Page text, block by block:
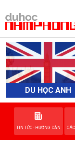
DU HỌC ANH
TIN TỨC - HƯỚNG DẪN
TRANG CHỦ
QUỐC GIA
EVENTS
DỊCH VỤ
VỀ NAM PHONG